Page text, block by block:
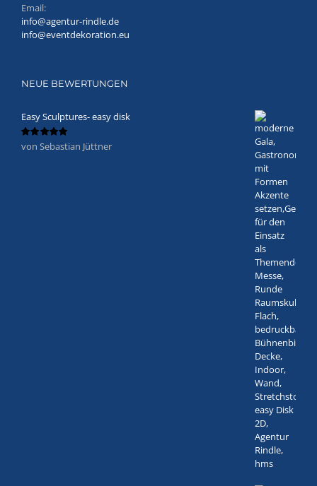
Email:
info@agentur-rindle.de
info@eventdekoration.eu
NEUE BEWERTUNGEN
Easy Sculptures- easy disk
Bewertet
von Sebastian Jüttner